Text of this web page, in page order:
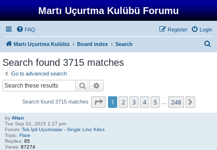
Martı Uçurtma Kulübü Forumu
FAQ Login
Register
Martı Uçurtma Kulübü Board index Search
Search found 3715 matches
Go to advanced search
Search
Search found 3715 matches Page 1of 248
1 2 3 4 5 248
by Altan
Tue Sep 01, 2015 1:27 pm
Forum: Tek İpli Uçurtmalar - Single Line Kites
Topic: Flare
Replies: 85
Views: 87274